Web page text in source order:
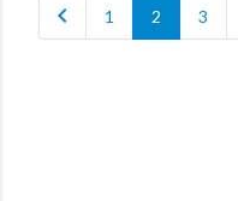
chevron_left 1 2 3